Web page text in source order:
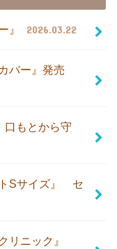
』 2026.03.22
バー』発売
口もとから守
Sサイズ』 セ
リニック』